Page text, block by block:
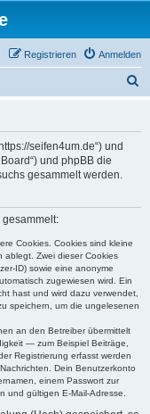
Anmelden
Registrieren
seifen4um.de“) und
und phpBB die
gesammelt werden.
Cookies. Cookies sind kleine
ablegt. Zwei dieser Cookies
ID) sowie eine anonyme
zugewiesen wird. Ein
hast und wird dazu verwendet,
speichern, um die ungelesenen
an den Betreiber übermittelt
— zum Beispiel Beiträge,
Registrierung erfasst werden
Dein Benutzerkonto
einem Passwort zur
und gültigen E-Mail-Adresse.